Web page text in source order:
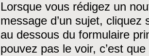
Lorsque vous rédigez un
message d’un sujet, cliquez
au dessous du formulaire
pouvez pas le voir, c’est